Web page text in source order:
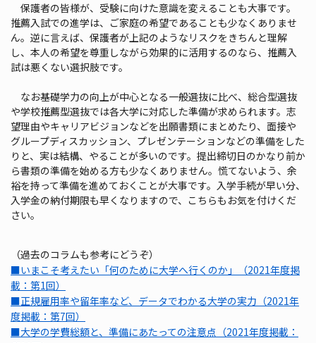
保護者の皆様が、受験に向けた意識を変えることも大事です。
推薦入試での進学は、ご家庭の希望であることも少なくありませ
ん。逆に言えば、保護者が上記のようなリスクをきちんと理解
し、本人の希望を尊重しながら効果的に活用するのなら、推薦入
試は悪くない選択肢です。
なお基礎学力の向上が中心となる一般選抜に比べ、総合型選抜
や学校推薦型選抜では各大学に対応した準備が求められます。志
望理由やキャリアビジョンなどを出願書類にまとめたり、面接や
グループディスカッション、プレゼンテーションなどの準備をした
りと、実は結構、やることが多いのです。提出締切日のかなり前か
ら書類の準備を始める方も少なくありません。慌てないよう、余
裕を持って準備を進めておくことが大事です。入学手続が早い分、
入学金の納付期限も早くなりますので、こちらもお気を付けくだ
さい。
（過去のコラムも参考にどうぞ）
■いまこそ考えたい「何のために大学へ行くのか」（2021年度掲
載：第1回）
■正規雇用率や留年率など、データでわかる大学の実力（2021年
度掲載：第7回）
■大学の学費総額と、準備にあたっての注意点（2021年度掲載：